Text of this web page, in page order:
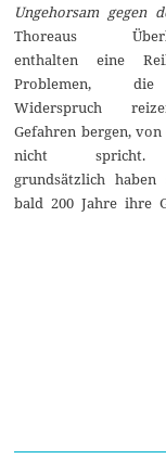
Ungehorsam gegen
Thoreaus
enthalten eine
Problemen,
Widerspruch
Gefahren bergen,
nicht
grundsätzlich
bald 200 Jahre ihre